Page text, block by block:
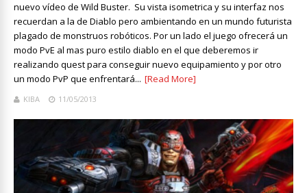
nuevo vídeo de Wild Buster. Su vista isometrica y su interfaz nos
recuerdan a la de Diablo pero ambientando en un mundo futurista
plagado de monstruos robóticos. Por un lado el juego ofrecerá un
modo PvE al mas puro estilo diablo en el que deberemos ir
realizando quest para conseguir nuevo equipamiento y por otro
un modo PvP que enfrentará... [Read More]
KIBA 11/05/2013